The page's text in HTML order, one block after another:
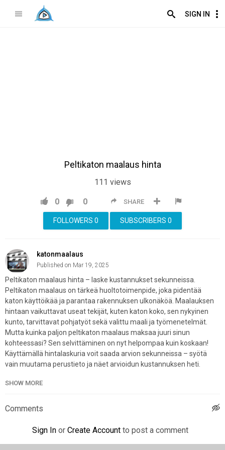
SIGN IN
Peltikaton maalaus hinta
111 views
SHARE
0 0
SUBSCRIBERS 0
FOLLOWERS 0
katonmaalaus
Published on Mar 19, 2025
Peltikaton maalaus hinta – laske kustannukset sekunneissa.
Peltikaton maalaus on tärkeä huoltotoimenpide, joka pidentää
katon käyttöikää ja parantaa rakennuksen ulkonäköä. Maalauksen
hintaan vaikuttavat useat tekijät, kuten katon koko, sen nykyinen
kunto, tarvittavat pohjatyöt sekä valittu maali ja työmenetelmät.
Mutta kuinka paljon peltikaton maalaus maksaa juuri sinun
kohteessasi? Sen selvittäminen on nyt helpompaa kuin koskaan!
Käyttämällä hintalaskuria voit saada arvion sekunneissa – syötä
vain muutama perustieto ja näet arvioidun kustannuksen heti.
täältä: Peltikaton maalaus hinta
Website:https://katonmaalaushinta.fi/peltikaton-maalaus-hinta
Category
Advertisement
SHOW MORE
Comments
Sign In or Create Account to post a comment